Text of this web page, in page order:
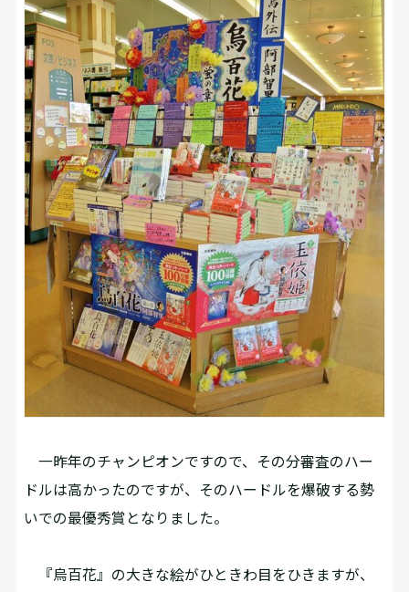
一昨年のチャンピオンですので、その分審査のハー
ドルは高かったのですが、そのハードルを爆破する勢
いでの最優秀賞となりました。
『烏百花』の大きな絵がひときわ目をひきますが、